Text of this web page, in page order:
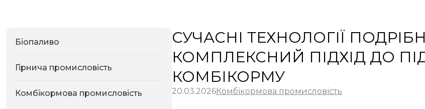
Біопаливо
Гірнича промисловість
Комбікормова промисловість
СУЧАСНІ ТЕХНОЛОГІЇ
КОМПЛЕКСНИЙ ПІДХІД ДО
КОМБІКОРМУ
20.03.2026Комбікормова промисловість